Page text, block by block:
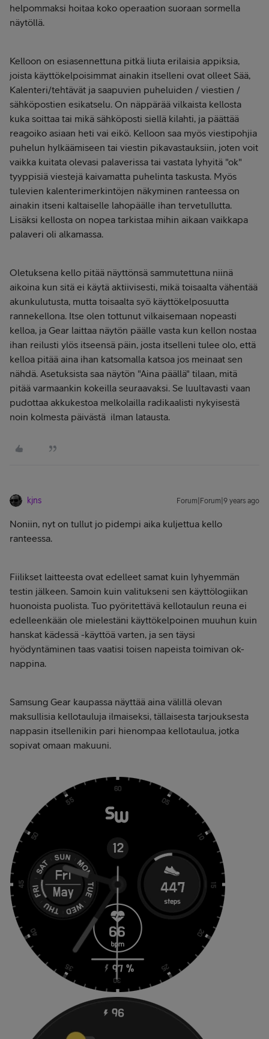
helpommaksi hoitaa koko operaation suoraan sormella
näytöllä.
Kelloon on esiasennettuna pitkä liuta erilaisia appiksia,
joista käyttökelpoisimmat ainakin itselleni ovat olleet Sää,
Kalenteri/tehtävät ja saapuvien puheluiden / viestien /
sähköpostien esikatselu. On näppärää vilkaista kellosta
kuka soittaa tai mikä sähköposti siellä kilahti, ja päättää
reagoiko asiaan heti vai eikö. Kelloon saa myös viestipohjia
puhelun hylkäämiseen tai viestin pikavastauksiin, joten voit
vaikka kuitata olevasi palaverissa tai vastata lyhyitä "ok"
tyyppisiä viestejä kaivamatta puhelinta taskusta. Myös
tulevien kalenterimerkintöjen näkyminen ranteessa on
ainakin itseni kaltaiselle lahopäälle ihan tervetullutta.
Lisäksi kellosta on nopea tarkistaa mihin aikaan vaikkapa
palaveri oli alkamassa.
Oletuksena kello pitää näyttönsä sammutettuna niinä
aikoina kun sitä ei käytä aktiivisesti, mikä toisaalta vähentää
akunkulutusta, mutta toisaalta syö käyttökelposuutta
rannekellona. Itse olen tottunut vilkaisemaan nopeasti
kelloa, ja Gear laittaa näytön päälle vasta kun kellon nostaa
ihan reilusti ylös itseensä päin, josta itselleni tulee olo, että
kelloa pitää aina ihan katsomalla katsoa jos meinaat sen
nähdä. Asetuksista saa näytön "Aina päällä" tilaan, mitä
pitää varmaankin kokeilla seuraavaksi. Se luultavasti vaan
pudottaa akkukestoa melkolailla radikaalisti nykyisestä
noin kolmesta päivästä ilman latausta.
kjns Forum|Forum|9 years ago
Noniin, nyt on tullut jo pidempi aika kuljettua kello
ranteessa.
Fiilikset laitteesta ovat edelleet samat kuin lyhyemmän
testin jälkeen. Samoin kuin valitukseni sen käyttölogiikan
huonoista puolista. Tuo pyöritettävä kellotaulun reuna ei
edelleenkään ole mielestäni käyttökelpoinen muuhun kuin
hanskat kädessä -käyttöä varten, ja sen täysi
hyödyntäminen taas vaatisi toisen napeista toimivan ok-
nappina.
Samsung Gear kaupassa näyttää aina välillä olevan
maksullisia kellotauluja ilmaiseksi, tällaisesta tarjouksesta
nappasin itsellenikin pari hienompaa kellotaulua, jotka
sopivat omaan makuuni.